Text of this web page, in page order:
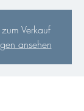
Verkauf
ansehen